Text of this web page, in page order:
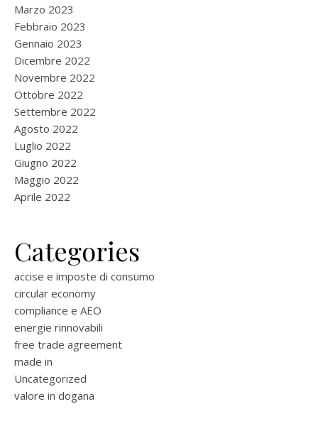
Marzo 2023
Febbraio 2023
Gennaio 2023
Dicembre 2022
Novembre 2022
Ottobre 2022
Settembre 2022
Agosto 2022
Luglio 2022
Giugno 2022
Maggio 2022
Aprile 2022
Categories
accise e imposte di consumo
circular economy
compliance e AEO
energie rinnovabili
free trade agreement
made in
Uncategorized
valore in dogana